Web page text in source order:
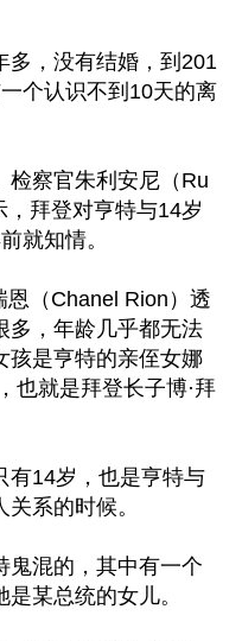
多，没有结婚，到201
个认识不到10天的离
检察官朱利安尼（Ru
拜登对亨特与14岁
就知情。
（Chanel Rion）透
多，年龄几乎都无法
孩是亨特的亲侄女娜
也就是拜登长子博·拜
有14岁，也是亨特与
系的时候。
鬼混的，其中有一个
某总统的女儿。